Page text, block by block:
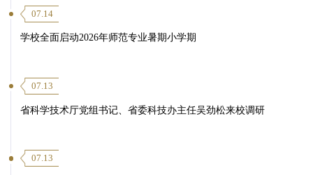
07.14
学校全面启动2026年师范专业暑期小学期
07.13
省科学技术厅党组书记、省委科技办主任吴劲松来校调研
07.13